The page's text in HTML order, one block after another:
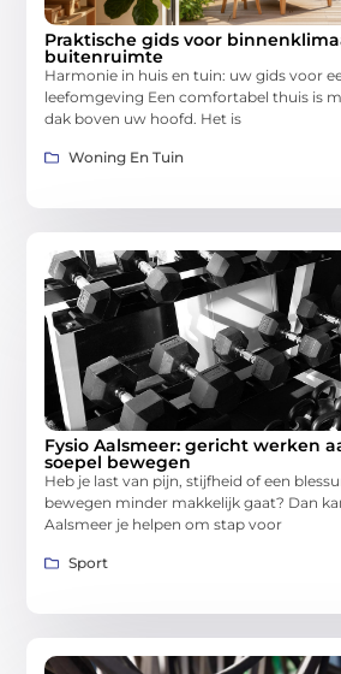
Praktische gids voor
buitenruimte
Harmonie in huis en tuin: uw gids voor
leefomgeving Een comfortabel thuis is
dak boven uw hoofd. Het is
Woning En Tuin
Fysio Aalsmeer: gericht werken
soepel bewegen
Heb je last van pijn, stijfheid of een
bewegen minder makkelijk gaat? Dan
Aalsmeer je helpen om stap voor
Sport